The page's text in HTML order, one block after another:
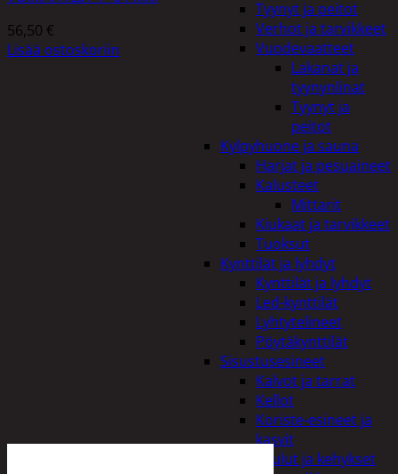
Tyynyt ja peitot
Verhot ja tarvikkeet
Vuodevaatteet
Lakanat ja
tyynynlinat
Tyynyt ja
peitot
Kylpyhuone ja sauna
Harjat ja pesuaineet
Kalusteet
Mittarit
Kiukaat ja tarvikkeet
Tuoksut
Kynttilät ja lyhdyt
Kynttilät ja lyhdyt
Led-kynttilät
Lyhtytelineet
Pöytäkynttilät
Sisustusesineet
Kalvot ja tarrat
Kellot
Koriste-esineet ja
kasvit
Taulut ja kehykset
56,50 €
Lisää ostoskoriin